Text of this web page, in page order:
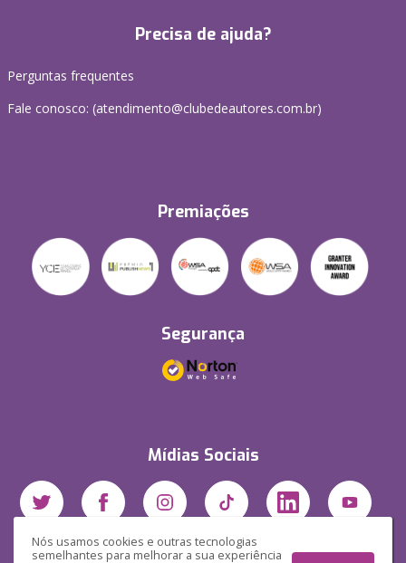
Nós usamos cookies e outras tecnologias
semelhantes para melhorar a sua experiência
Precisa de ajuda?
Perguntas frequentes
Fale conosco: (atendimento@clubedeautores.com.br)
Premiações
Segurança
Mídias Sociais